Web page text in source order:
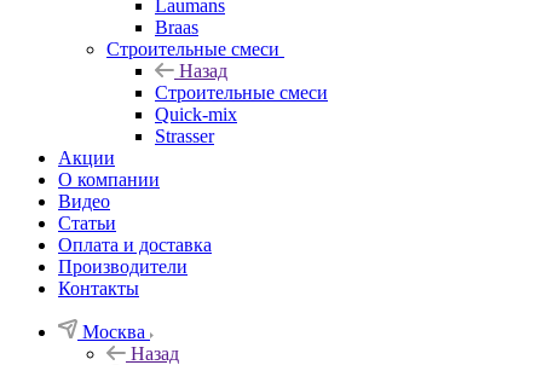
Laumans
Braas
Строительные смеси
Назад
Строительные смеси
Quick-mix
Strasser
Акции
О компании
Видео
Статьи
Оплата и доставка
Производители
Контакты
Москва
Назад